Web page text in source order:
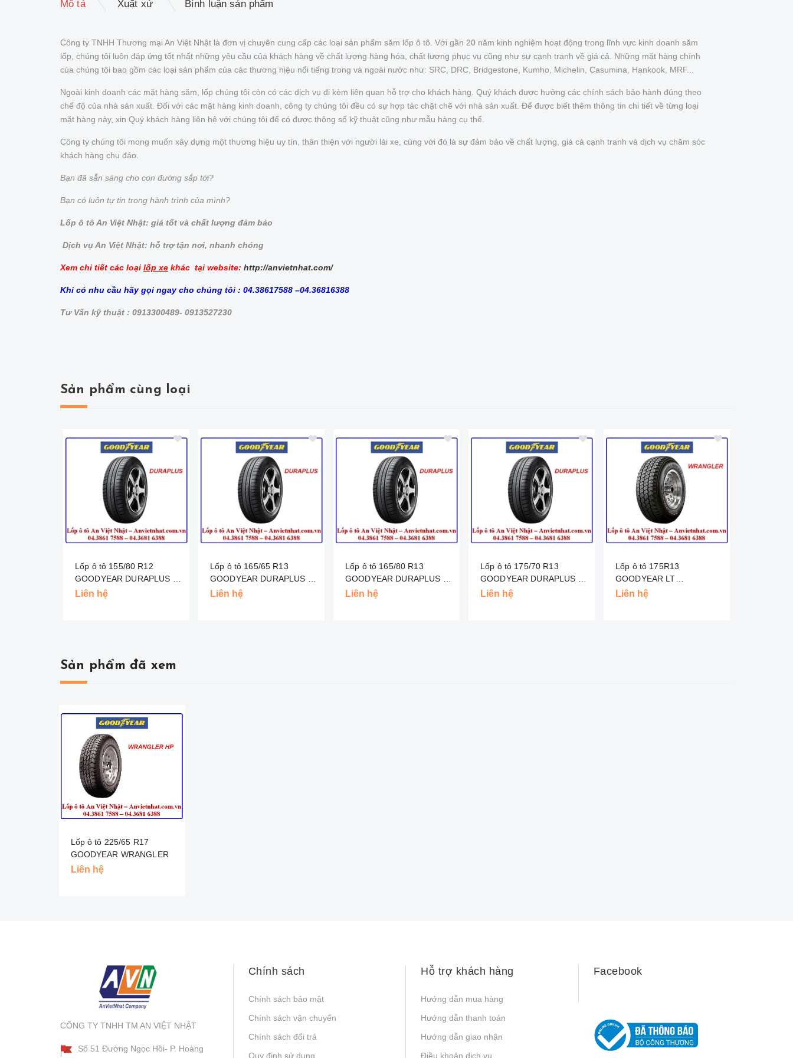
Mô tả Xuất xứ Bình luận sản phẩm
Công ty TNHH Thương mại An Việt Nhật là đơn vị chuyên cung cấp các loại sản phẩm săm lốp ô tô. Với gần 20 năm kinh nghiệm hoạt động trong lĩnh vực kinh doanh săm
lốp, chúng tôi luôn đáp ứng tốt nhất những yêu cầu của khách hàng về chất lượng hàng hóa, chất lượng phục vụ cũng như sự cạnh tranh về giá cả. Những mặt hàng chính
của chúng tôi bao gồm các loại sản phẩm của các thương hiệu nổi tiếng trong và ngoài nước như: SRC, DRC, Bridgestone, Kumho, Michelin, Casumina, Hankook, MRF...
Ngoài kinh doanh các mặt hàng săm, lốp chúng tôi còn có các dịch vụ đi kèm liên quan hỗ trợ cho khách hàng. Quý khách được hưởng các chính sách bảo hành đúng theo
chế độ của nhà sản xuất. Đối với các mặt hàng kinh doanh, công ty chúng tôi đều có sự hợp tác chặt chẽ với nhà sản xuất. Để được biết thêm thông tin chi tiết về từng loại
mặt hàng này, xin Quý khách hàng liên hệ với chúng tôi để có được thông số kỹ thuật cũng như mẫu hàng cụ thể.
Công ty chúng tôi mong muốn xây dựng một thương hiệu uy tín, thân thiện với người lái xe, cùng với đó là sự đảm bảo về chất lượng, giá cả cạnh tranh và dịch vụ chăm sóc
khách hàng chu đáo.
Bạn đã sẵn sàng cho con đường sắp tới?
Bạn có luôn tự tin trong hành trình của mình?
Lốp ô tô An Việt Nhật: giá tốt và chất lượng đảm bảo
Dịch vụ An Việt Nhật: hỗ trợ tận nơi, nhanh chóng
Xem chi tiết các loại lốp xe khác tại website: http://anvietnhat.com/
Khi có nhu cầu hãy gọi ngay cho chúng tôi : 04.38617588 –04.36816388
Tư Vấn kỹ thuật : 0913300489- 0913527230
Sản phẩm cùng loại
Lốp ô tô 155/80 R12
GOODYEAR DURAPLUS -
INDO
Liên hệ
Lốp ô tô 165/65 R13
GOODYEAR DURAPLUS -
MALAYSIA
Liên hệ
Lốp ô tô 165/80 R13
GOODYEAR DURAPLUS -
INDO
Liên hệ
Lốp ô tô 175/70 R13
GOODYEAR DURAPLUS -
INDO
Liên hệ
Lốp ô tô 175R13
GOODYEAR LT
WRANGLER DT - INDO
Liên hệ
Sản phẩm đã xem
Lốp ô tô 225/65 R17
GOODYEAR WRANGLER
HP AW - MALAYSIA
Liên hệ
CÔNG TY TNHH TM AN VIỆT NHẬT
Số 51 Đường Ngọc Hồi- P. Hoàng
Chính sách
Chính sách bảo mật
Chính sách vận chuyển
Chính sách đổi trả
Quy định sử dụng
Hỗ trợ khách hàng
Hướng dẫn mua hàng
Hướng dẫn thanh toán
Hướng dẫn giao nhận
Điều khoản dịch vụ
Facebook